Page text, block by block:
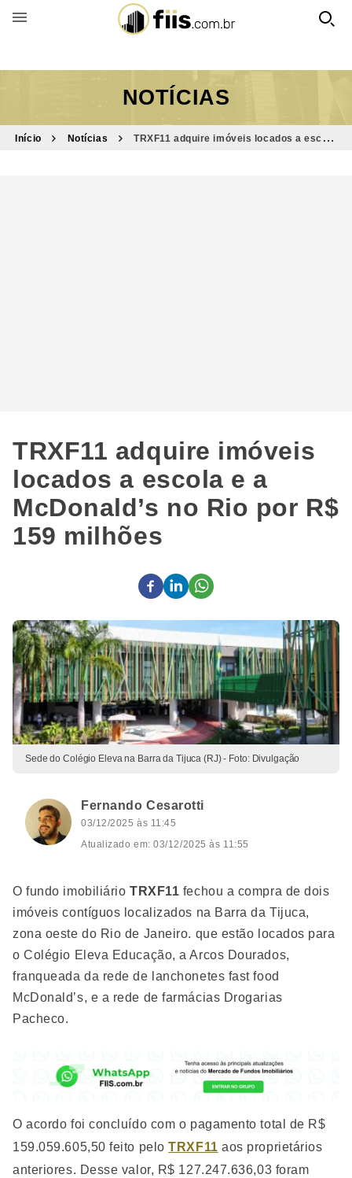
BUSCAR POR FUNDO
NOTÍCIAS
Início Notícias
TRXF11 adquire imóveis locados a escola
TRXF11 adquire imóveis
locados a escola e a
McDonald’s no Rio por R$
159 milhões
Sede do Colégio Eleva na Barra da Tijuca (RJ) - Foto: Divulgação
Fernando Cesarotti
03/12/2025 às 11:45
Atualizado em: 03/12/2025 às 11:55
O fundo imobiliário TRXF11 fechou a compra de dois
imóveis contíguos localizados na Barra da Tijuca,
zona oeste do Rio de Janeiro. que estão locados para
o Colégio Eleva Educação, a Arcos Dourados,
franqueada da rede de lanchonetes fast food
McDonald’s, e a rede de farmácias Drogarias
Pacheco.
O acordo foi concluído com o pagamento total de R$
159.059.605,50 feito peloTRXF11 aos proprietários
anteriores. Desse valor, R$ 127.247.636,03 foram